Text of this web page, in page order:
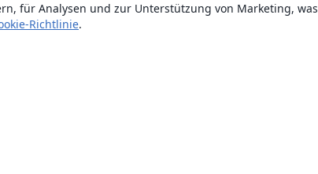
für Analysen und zur Unterstützung von Marketing, was
Richtlinie.